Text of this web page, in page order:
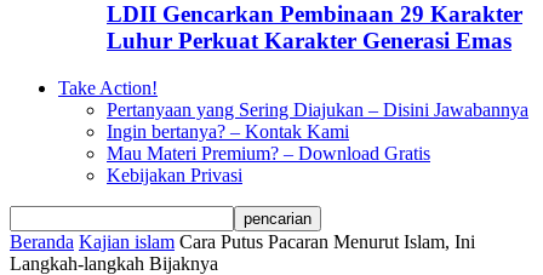
LDII Gencarkan Pembinaan 29 Karakter
Luhur Perkuat Karakter Generasi Emas
Take Action!
Pertanyaan yang Sering Diajukan – Disini Jawabannya
Ingin bertanya? – Kontak Kami
Mau Materi Premium? – Download Gratis
Kebijakan Privasi
Beranda Kajian islam Cara Putus Pacaran Menurut Islam, Ini
Langkah-langkah Bijaknya